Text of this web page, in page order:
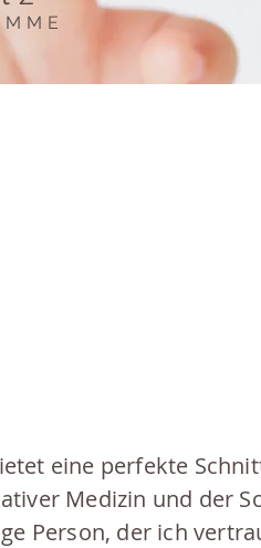
eine perfekte
Medizin und der
Person, der ich